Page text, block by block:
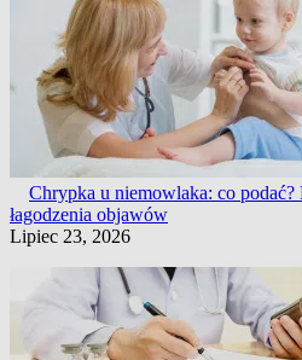
Chrypka u niemowlaka: co
łagodzenia objawów
Lipiec 23, 2026